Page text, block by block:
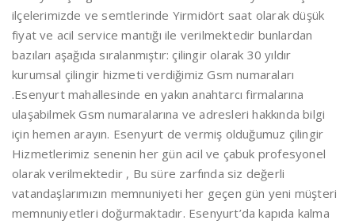
ilçelerimizde ve semtlerinde Yirmidört saat olarak düşük
fiyat ve acil service mantığı ile verilmektedir bunlardan
bazıları aşağıda sıralanmıştır: çilingir olarak 30 yıldır
kurumsal çilingir hizmeti verdiğimiz Gsm numaraları
.Esenyurt mahallesinde en yakın anahtarcı firmalarına
ulaşabilmek Gsm numaralarına ve adresleri hakkında bilgi
için hemen arayın. Esenyurt de vermiş olduğumuz çilingir
Hizmetlerimiz senenin her gün acil ve çabuk profesyonel
olarak verilmektedir , Bu süre zarfında siz değerli
vatandaşlarımızın memnuniyeti her geçen gün yeni müşteri
memnuniyetleri doğurmaktadır. Esenyurt’da kapıda kalma